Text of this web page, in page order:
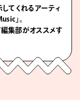
てくれるアーティ
」。
集部がオススメす